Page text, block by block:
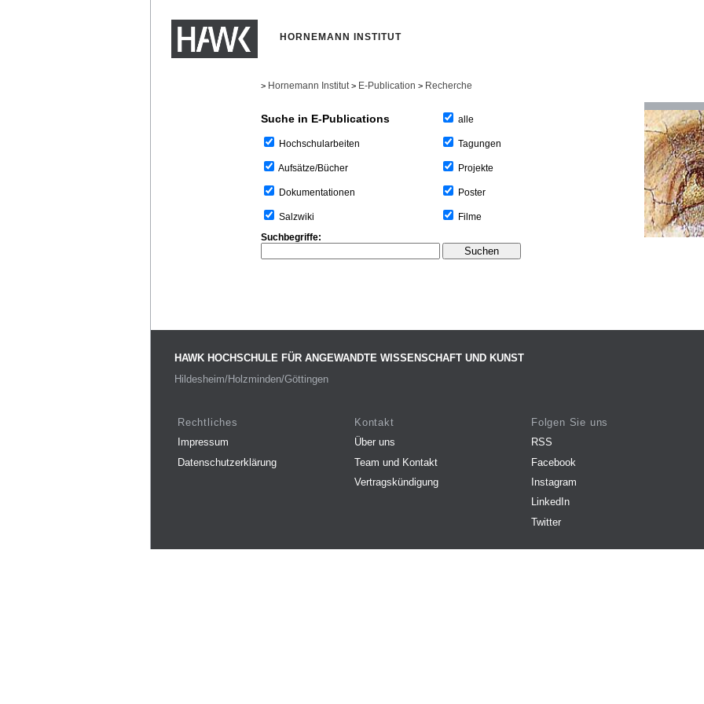
HORNEMANN INSTITUT
> Hornemann Institut > E-Publication > Recherche
Suche in E-Publications
Hochschularbeiten
Aufsätze/Bücher
Dokumentationen
Salzwiki
alle
Tagungen
Projekte
Poster
Filme
Suchbegriffe:
HAWK HOCHSCHULE FÜR ANGEWANDTE WISSENSCHAFT UND KUNST
Hildesheim/Holzminden/Göttingen
Rechtliches
Impressum
Datenschutzerklärung
Kontakt
Über uns
Team und Kontakt
Vertragskündigung
Folgen Sie uns
RSS
Facebook
Instagram
LinkedIn
Twitter